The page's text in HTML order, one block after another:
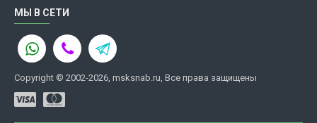
МЫ В СЕТИ
Copyright © 2002-2026, msksnab.ru, Все права защищены